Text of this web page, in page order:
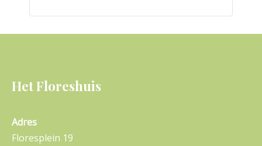
Het Floreshuis
Adres
Floresplein 19